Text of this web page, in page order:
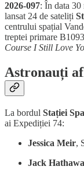
2026-097: În data
lansat 24 de sateliți
centrului spațial
treptei primare
Course I Still Love
Astronauți
La bordul Stației
ai Expediției 74:
Jessica Meir,
Jack